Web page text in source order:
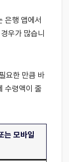
은행 앱에서
우가 많습니
요한 만큼 바
수령액이 줄
는 모바일